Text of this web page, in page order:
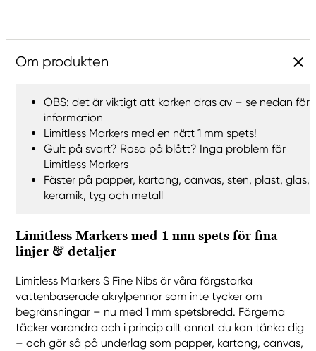
Om produkten
OBS: det är viktigt att korken dras av – se nedan för
information
Limitless Markers med en nätt 1 mm spets!
Gult på svart? Rosa på blått? Inga problem för
Limitless Markers
Fäster på papper, kartong, canvas, sten, plast, glas,
keramik, tyg och metall
Limitless Markers med 1 mm spets för fina
linjer & detaljer
Limitless Markers S Fine Nibs är våra färgstarka
vattenbaserade akrylpennor som inte tycker om
begränsningar – nu med 1 mm spetsbredd. Färgerna
täcker varandra och i princip allt annat du kan tänka dig
– och gör så på underlag som papper, kartong, canvas,